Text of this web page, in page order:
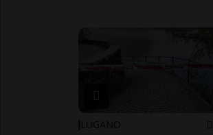
LUGANO